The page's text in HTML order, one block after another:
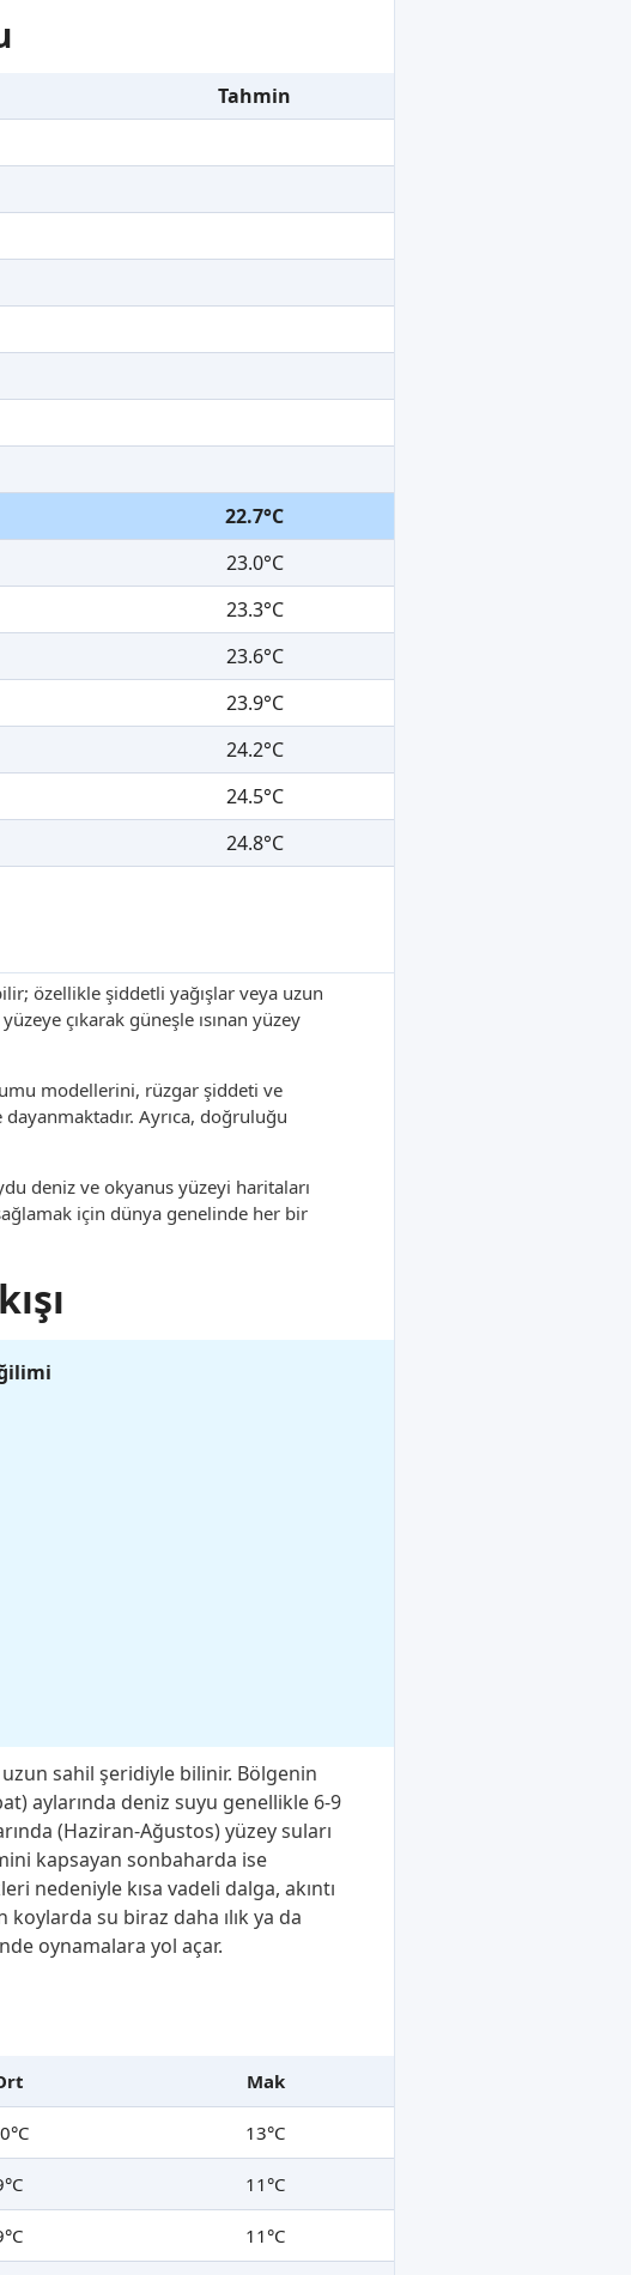
Tahmin
22.7°C
23.0°C
23.3°C
23.6°C
23.9°C
24.2°C
24.5°C
24.8°C
özellikle şiddetli yağışlar veya uzun
çıkarak güneşle ısınan yüzey
modellerini, rüzgar şiddeti ve
Ayrıca, doğruluğu
deniz ve okyanus yüzeyi haritaları
için dünya genelinde her bir
sahil şeridiyle bilinir. Bölgenin
aylarında deniz suyu genellikle 6-9
(Haziran-Ağustos) yüzey suları
kapsayan sonbaharda ise
nedeniyle kısa vadeli dalga, akıntı
koylarda su biraz daha ılık ya da
oynamalara yol açar.
Mak
13°C
11°C
11°C